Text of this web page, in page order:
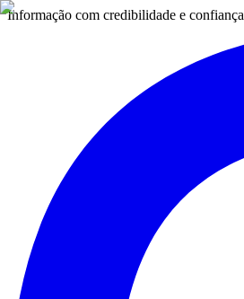
Informação com credibilidade e confiança